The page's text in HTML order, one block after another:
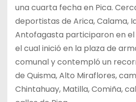
una cuarta fecha en Pica.
deportistas de Arica, Calama,
Antofagasta participaron en
el cual inició en la plaza de
comunal y contempló un
de Quisma, Alto Miraflores,
Chintahuay, Matilla, Comiña,